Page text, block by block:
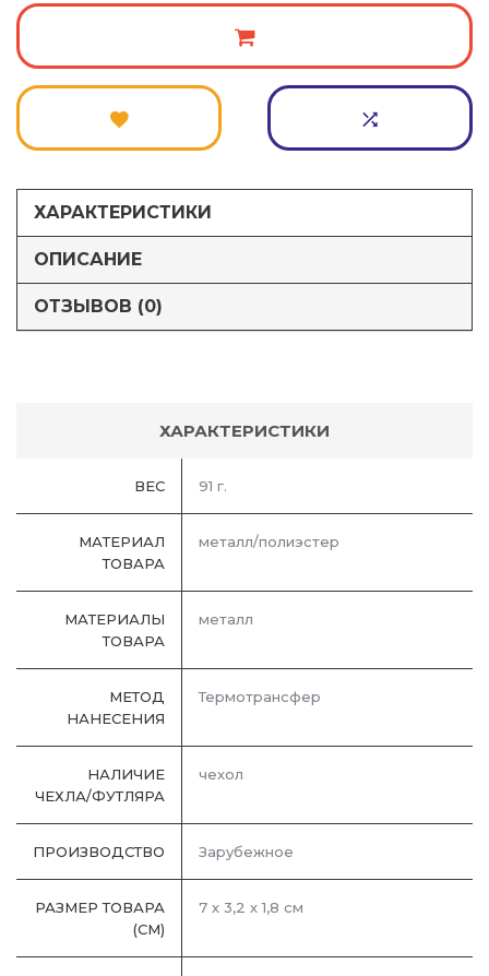
ХАРАКТЕРИСТИКИ
ОПИСАНИЕ
ОТЗЫВОВ (0)
ХАРАКТЕРИСТИКИ
ВЕС 91 г.
МАТЕРИАЛ
ТОВАРА
металл/полиэстер
МАТЕРИАЛЫ
ТОВАРА
металл
МЕТОД
НАНЕСЕНИЯ
Термотрансфер
НАЛИЧИЕ
ЧЕХЛА/ФУТЛЯРА
чехол
ПРОИЗВОДСТВО Зарубежное
РАЗМЕР ТОВАРА
(СМ)
7 х 3,2 х 1,8 см